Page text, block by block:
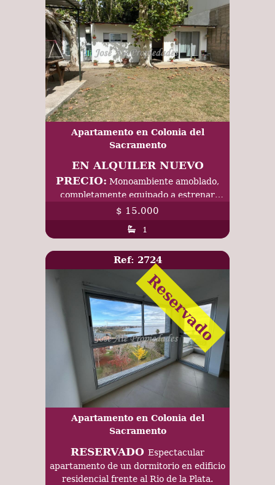
Apartamento en Colonia del
Sacramento
EN ALQUILER NUEVO
PRECIO: Monoambiente amoblado,
completamente equipado a estrenar
ubicado en el General, Colonia.
$ 15.000
1
Ref: 2724
Reservado
Apartamento en Colonia del
Sacramento
RESERVADO Espectacular
apartamento de un dormitorio en edificio
residencial frente al Rio de la Plata.